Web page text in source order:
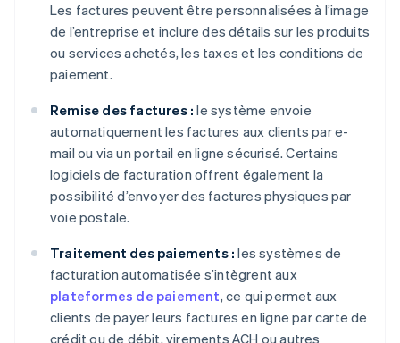
Les factures peuvent être personnalisées à l’image
de l’entreprise et inclure des détails sur les produits
ou services achetés, les taxes et les conditions de
paiement.
Remise des factures : le système envoie
automatiquement les factures aux clients par e-
mail ou via un portail en ligne sécurisé. Certains
logiciels de facturation offrent également la
possibilité d’envoyer des factures physiques par
voie postale.
Traitement des paiements : les systèmes de
facturation automatisée s’intègrent aux
plateformes de paiement, ce qui permet aux
clients de payer leurs factures en ligne par carte de
crédit ou de débit, virements ACH ou autres